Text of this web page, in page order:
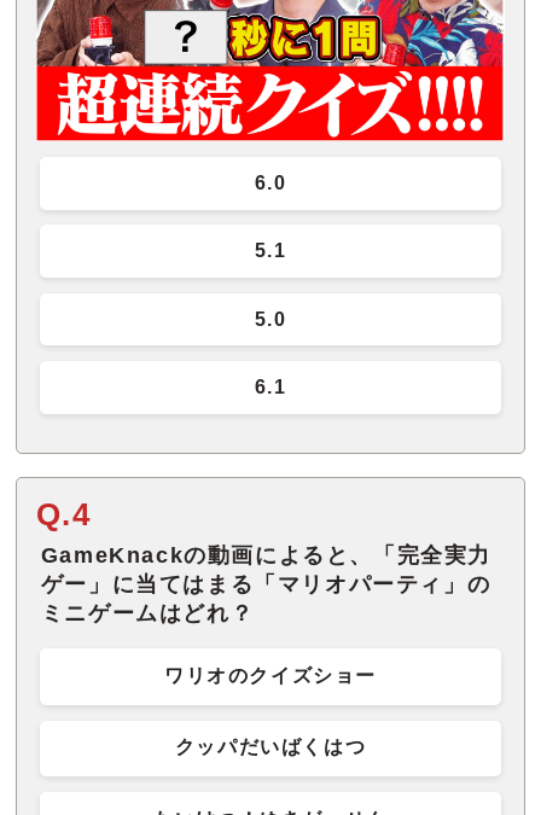
6.0
5.1
5.0
6.1
Q.4
GameKnackの動画によると、「完全実力
ゲー」に当てはまる「マリオパーティ」の
ミニゲームはどれ？
ワリオのクイズショー
クッパだいばくはつ